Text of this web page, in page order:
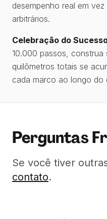
desempenho real em
arbitrários.
Celebração do
10.000 passos, construa
quilômetros totais se
cada marco ao longo do
Perguntas
Se você tiver
contato.